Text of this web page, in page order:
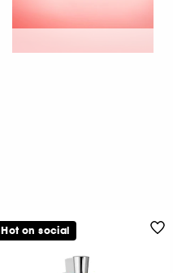
Hot on social